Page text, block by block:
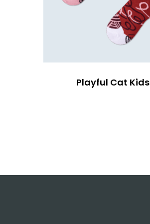
Playful Cat Kids